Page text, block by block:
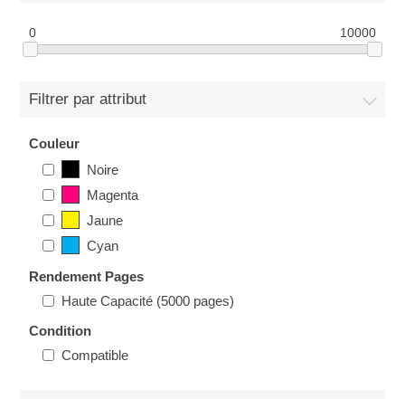
0 10000
Filtrer par attribut
Couleur
Noire
Magenta
Jaune
Cyan
Rendement Pages
Haute Capacité (5000 pages)
Condition
Compatible